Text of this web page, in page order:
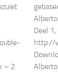
– 2
Alberto
Deel
http://